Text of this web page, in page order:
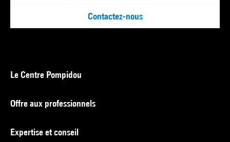
Contactez-nous
Le Centre Pompidou
Offre aux professionnels
Expertise et conseil